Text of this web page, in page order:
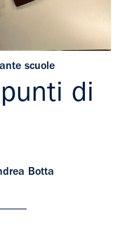
scuole
di
Botta